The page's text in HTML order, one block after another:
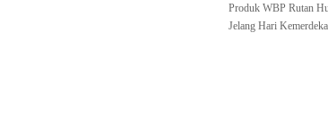
Produk WBP Rutan
Jelang Hari